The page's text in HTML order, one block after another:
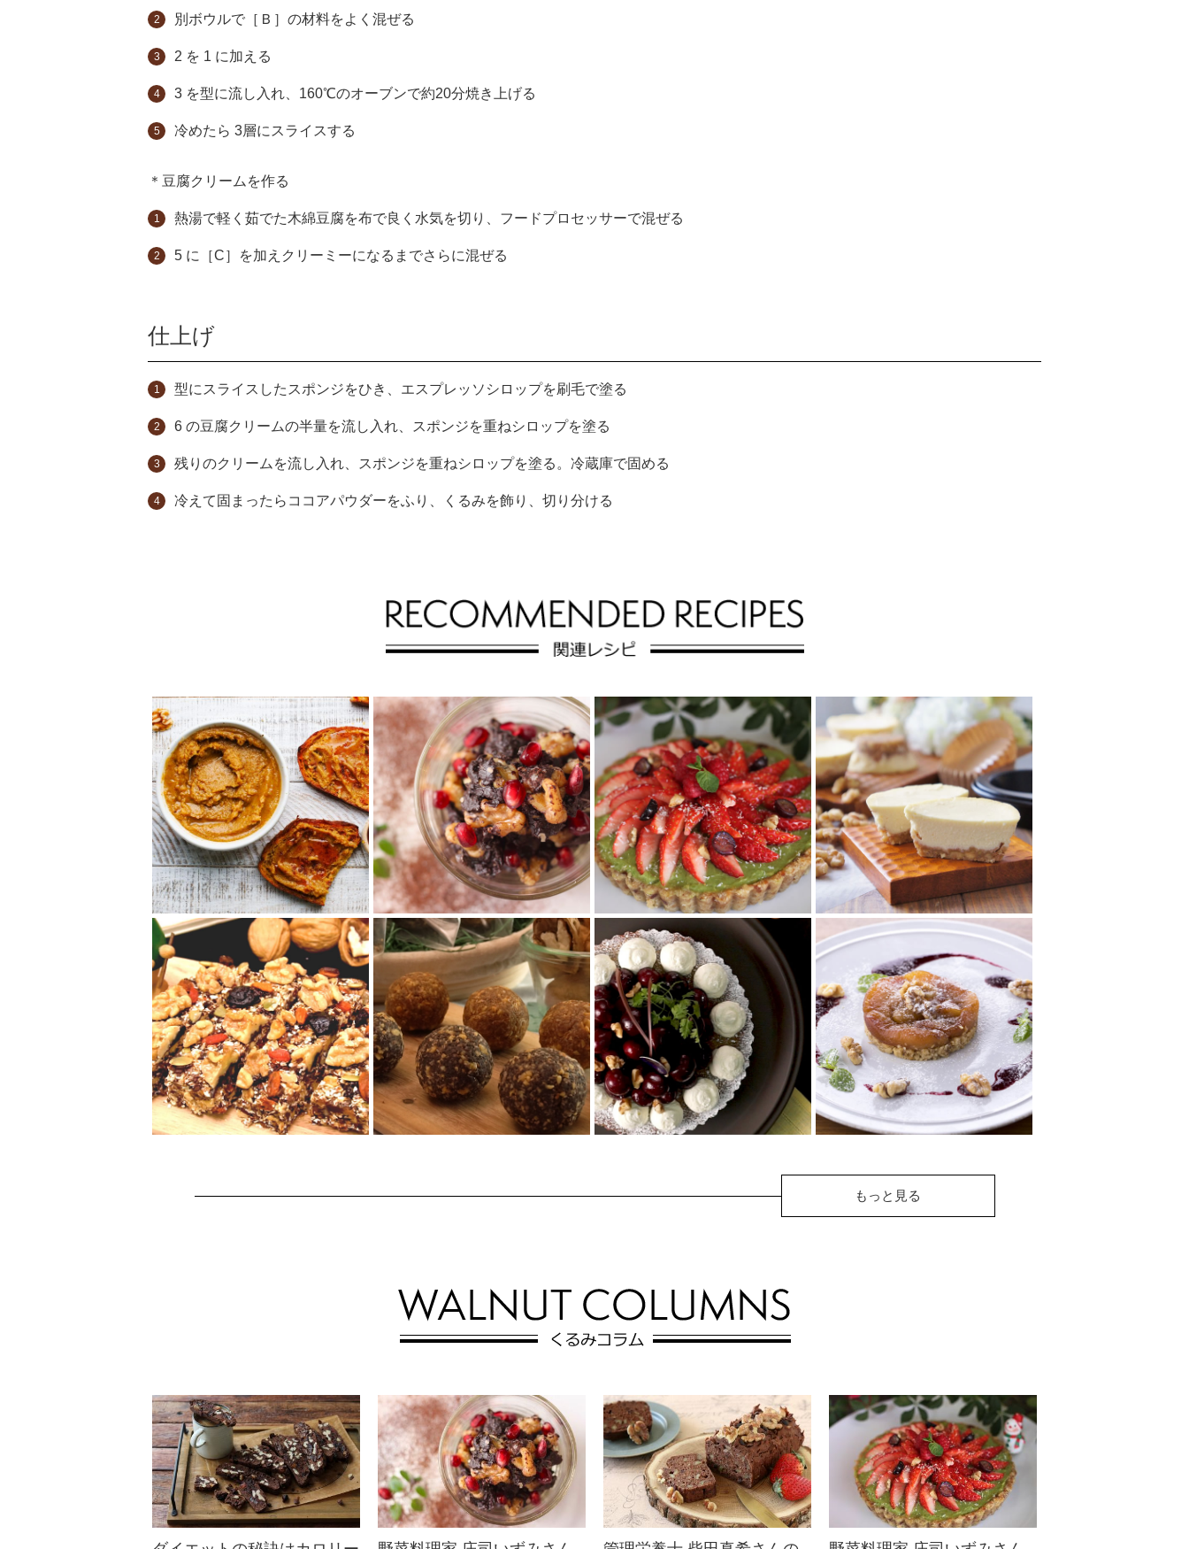
別ボウルで［Ｂ］の材料をよく混ぜる
2 を 1 に加える
3 を型に流し入れ、160℃のオーブンで約20分焼き上げる
冷めたら 3層にスライスする
＊豆腐クリームを作る
熱湯で軽く茹でた木綿豆腐を布で良く水気を切り、フードプロセッサーで混ぜる
5 に［C］を加えクリーミーになるまでさらに混ぜる
仕上げ
型にスライスしたスポンジをひき、エスプレッソシロップを刷毛で塗る
6 の豆腐クリームの半量を流し入れ、スポンジを重ねシロップを塗る
残りのクリームを流し入れ、スポンジを重ねシロップを塗る。冷蔵庫で固める
冷えて固まったらココアパウダーをふり、くるみを飾り、切り分ける
くるみはちみつバター
とっても簡単に作れる、くるみ
はちみつバターは、バニラとは
ちみつの自然な甘みとシナモン
のアクセントがく...
くるみのヴィーガンチ
ョコレート
材料4点でできるヴィーガンチョ
コレート♪ココアパウダーを使う
のでヘルシー！ダイエット中の
おやつや間...
くるみクラストのヴィ
ーガン＆グルテンフリ
ータルト
くるみをベースにしたクラスト
にお好きなフルーツをふんだん
に乗せて☆グルテンフリーなの
で健康志向なあな...
くるみでヘルシーチー
ズケーキ
大人の糖質オフ！ボトムに砕い
たくるみを使って糖質控えめに♪
しっとりヘルシーなワンランク
上のチーズケ...
くるみのエナジーバー
然素材のみ。♪
印象に。刻んだ...
タタン
もっと見る